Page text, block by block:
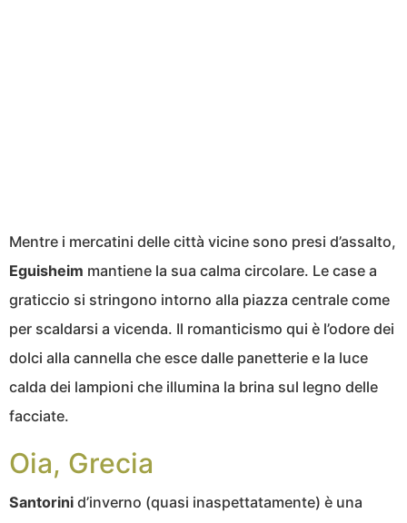
Mentre i mercatini delle città vicine sono presi d’assalto,
Eguisheim mantiene la sua calma circolare. Le case a
graticcio si stringono intorno alla piazza centrale come
per scaldarsi a vicenda. Il romanticismo qui è l’odore dei
dolci alla cannella che esce dalle panetterie e la luce
calda dei lampioni che illumina la brina sul legno delle
facciate.
Oia, Grecia
Santorini d’inverno (quasi inaspettatamente) è una